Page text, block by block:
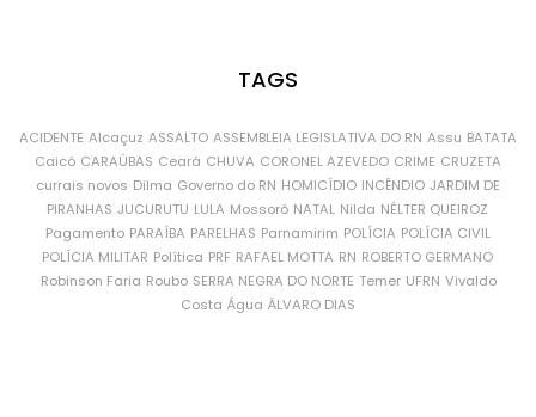
TAGS
ACIDENTE Alcaçuz ASSALTO ASSEMBLEIA LEGISLATIVA DO RN Assu BATATA
Caicó CARAÚBAS Ceará CHUVA CORONEL AZEVEDO CRIME CRUZETA
currais novos Dilma Governo do RN HOMICÍDIO INCÊNDIO JARDIM DE
PIRANHAS JUCURUTU LULA Mossoró NATAL Nilda NÉLTER QUEIROZ
Pagamento PARAÍBA PARELHAS Parnamirim POLÍCIA POLÍCIA CIVIL
POLÍCIA MILITAR Política PRF RAFAEL MOTTA RN ROBERTO GERMANO
Robinson Faria Roubo SERRA NEGRA DO NORTE Temer UFRN Vivaldo
Costa Água ÁLVARO DIAS